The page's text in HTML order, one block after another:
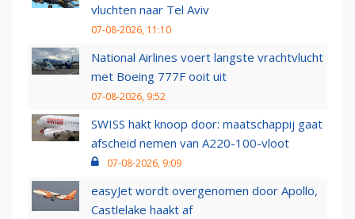
vluchten naar Tel Aviv
07-08-2026, 11:10
National Airlines voert langste vrachtvlucht
met Boeing 777F ooit uit
07-08-2026, 9:52
SWISS hakt knoop door: maatschappij gaat
afscheid nemen van A220-100-vloot
07-08-2026, 9:09
easyJet wordt overgenomen door Apollo,
Castlelake haakt af